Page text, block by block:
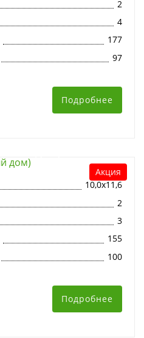
2
4
177
97
Подробнее
Акция
10,0х11,6
2
3
155
100
Подробнее